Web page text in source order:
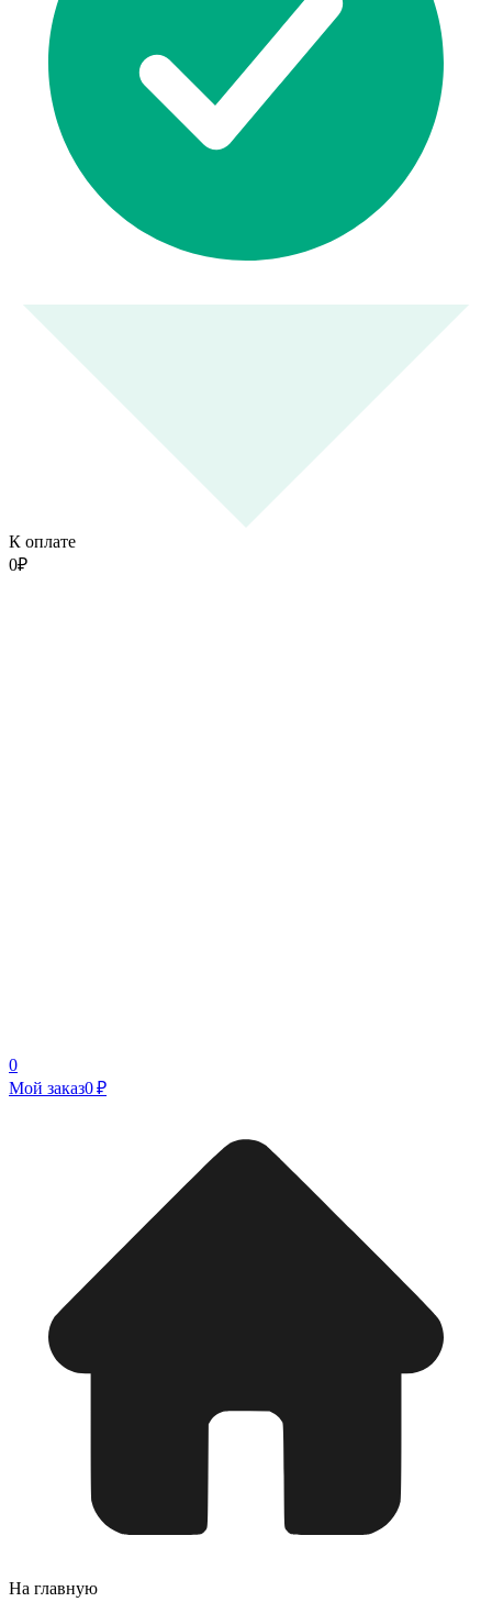
К оплате
0₽
0
Мой заказ0 ₽
На главную